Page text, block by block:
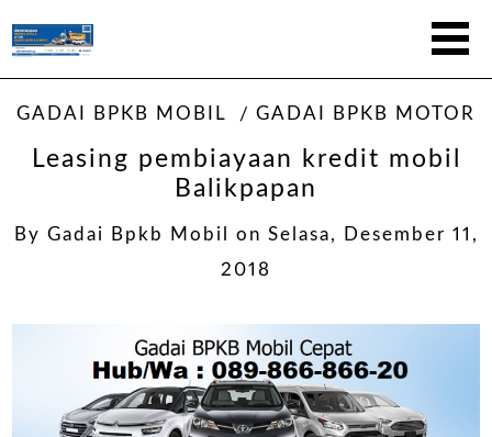
GADAI BPKB MOBIL GADAI BPKB MOTOR
Leasing pembiayaan kredit mobil
Balikpapan
By Gadai Bpkb Mobil on Selasa, Desember 11,
2018